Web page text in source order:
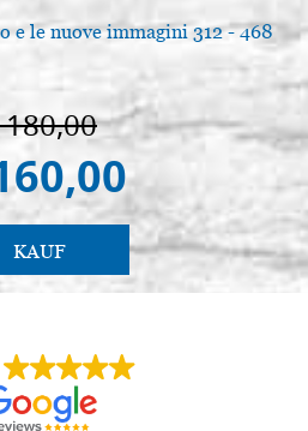
e le nuove immagini 312 - 468
KAUF